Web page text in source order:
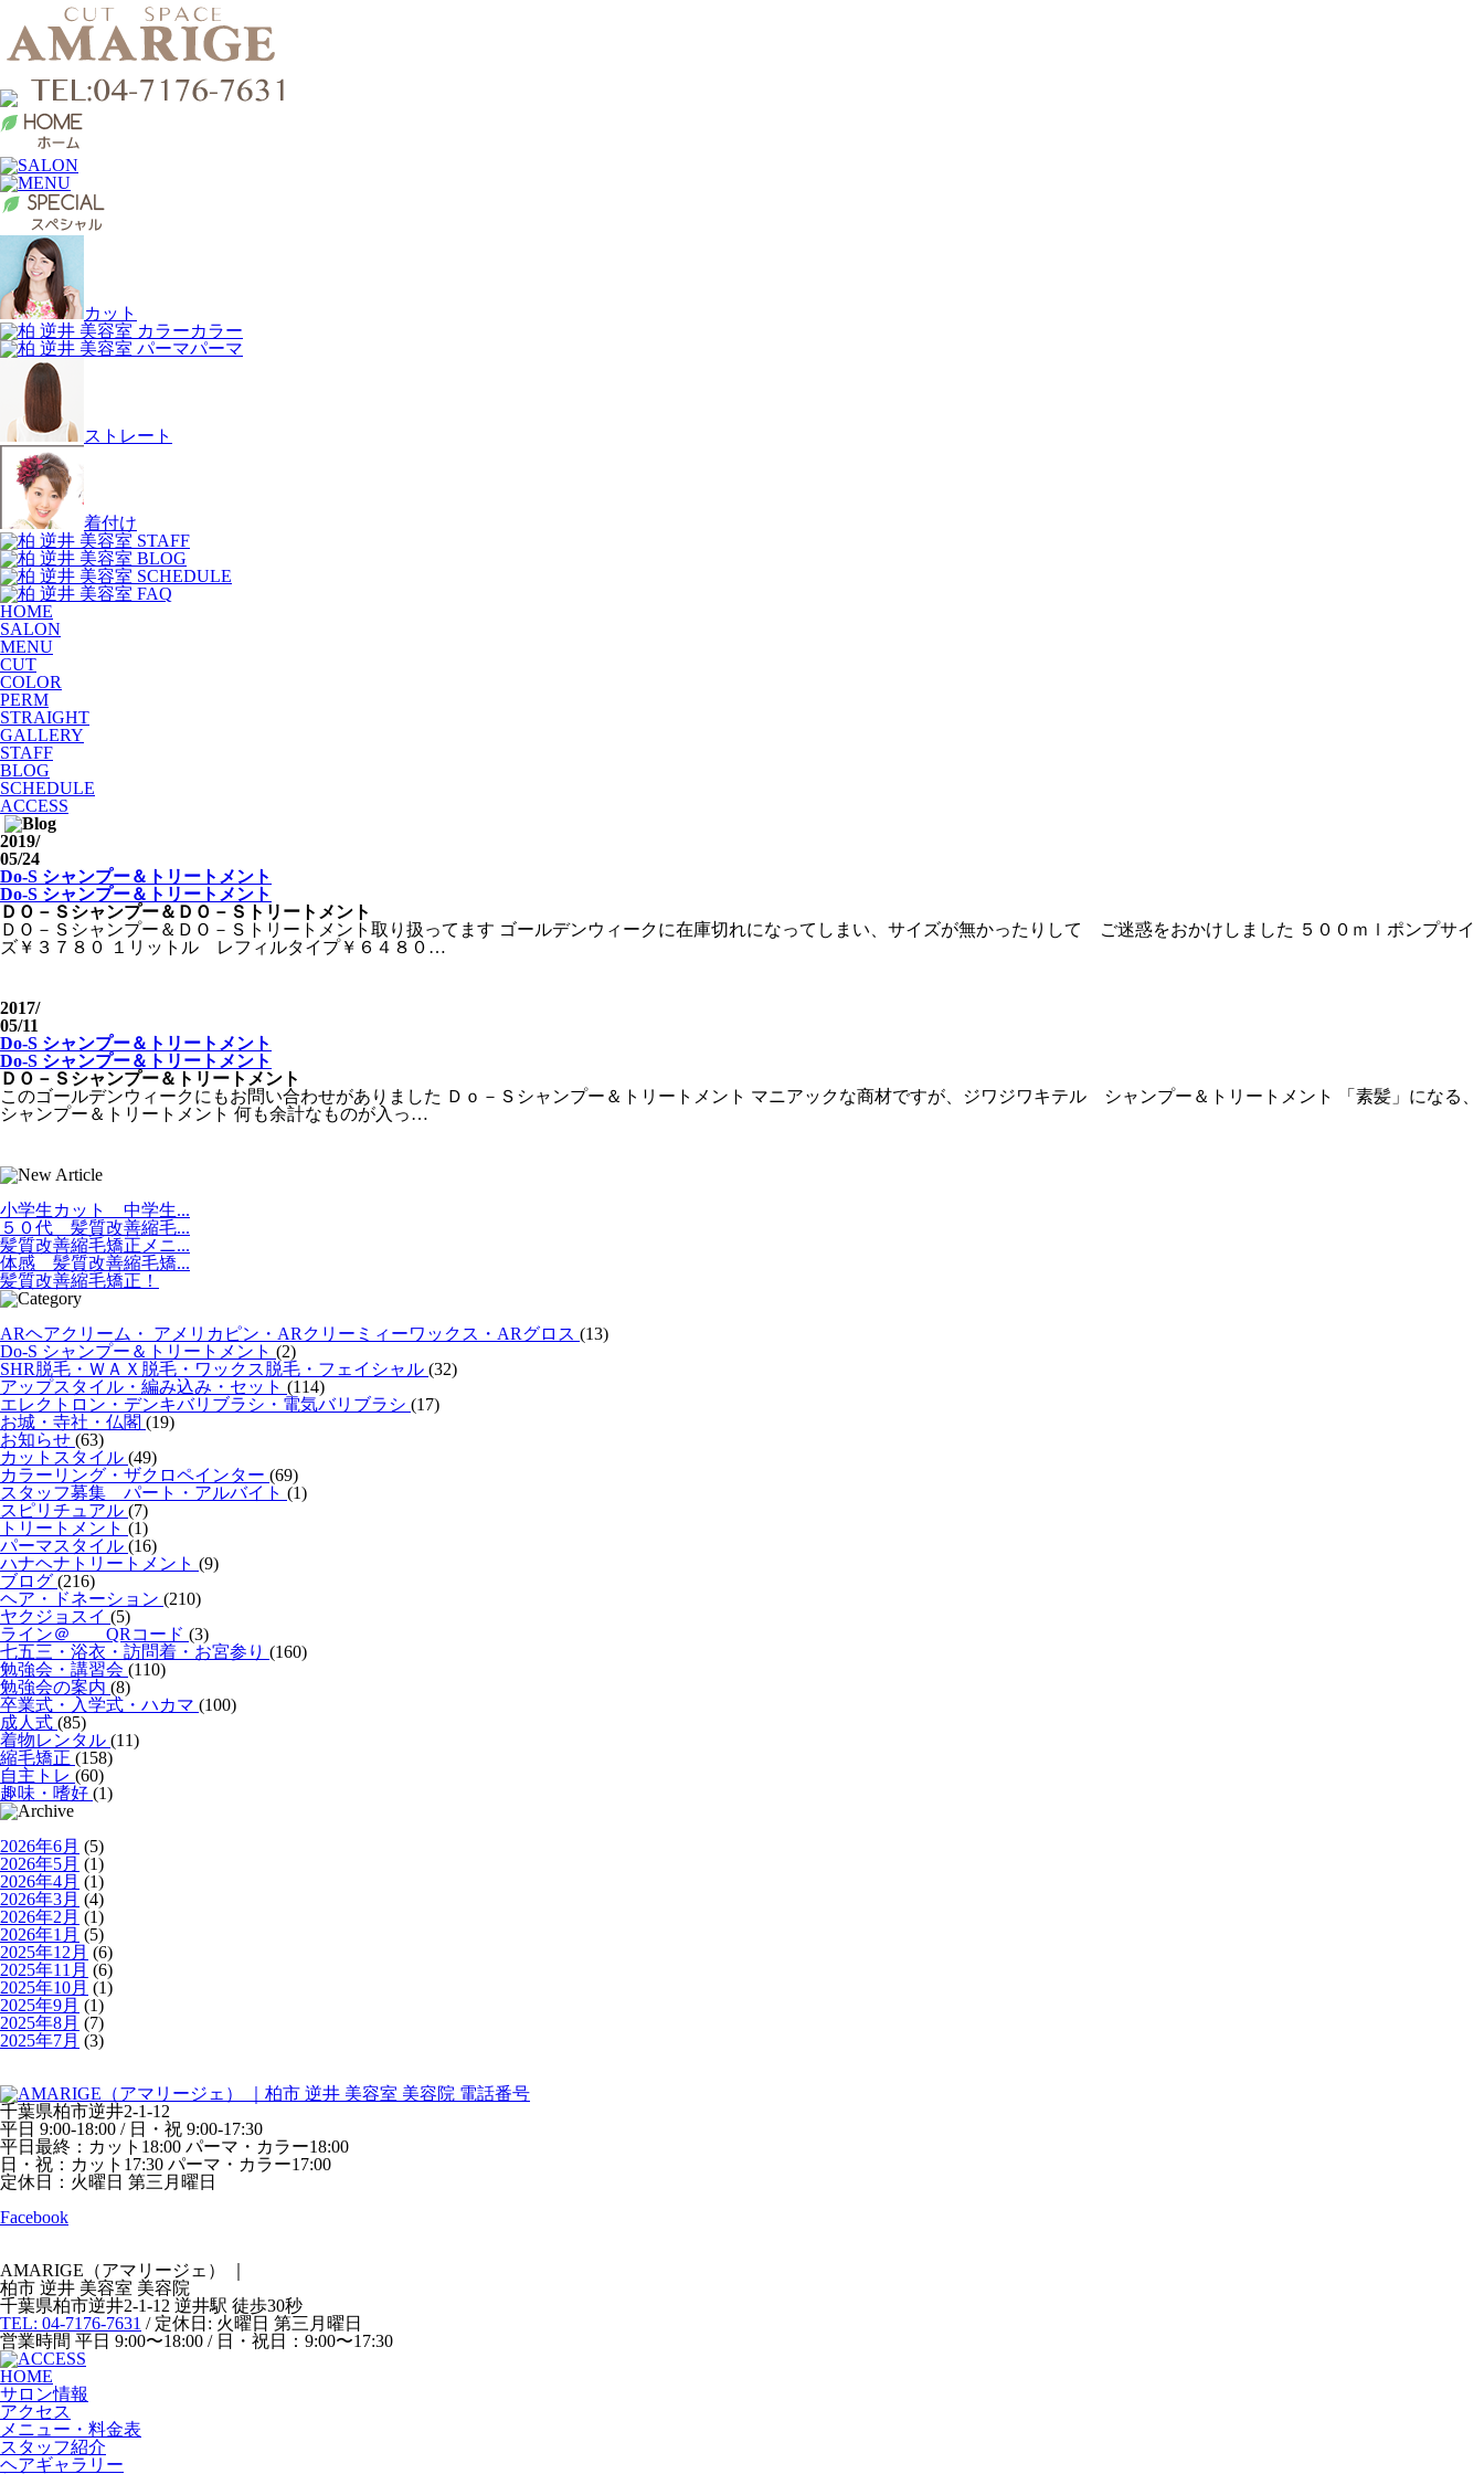
カット
カラー
パーマ
ストレート
着付け
HOME
SALON
MENU
CUT
COLOR
PERM
STRAIGHT
GALLERY
STAFF
BLOG
SCHEDULE
ACCESS
2019/
05/24
Do-S シャンプー＆トリートメント
Do-S シャンプー＆トリートメント
ＤＯ－Ｓシャンプー＆ＤＯ－Ｓトリートメント
ＤＯ－Ｓシャンプー＆ＤＯ－Ｓトリートメント取り扱ってます ゴールデンウィークに在庫切れになってしまい、サイズが無かったりして ご迷惑をおかけしました ５００ｍｌポンプサイ
ズ￥３７８０ １リットル レフィルタイプ￥６４８０…
2017/
05/11
Do-S シャンプー＆トリートメント
Do-S シャンプー＆トリートメント
ＤＯ－Ｓシャンプー＆トリートメント
このゴールデンウィークにもお問い合わせがありました Ｄｏ－Ｓシャンプー＆トリートメント マニアックな商材ですが、ジワジワキテル シャンプー＆トリートメント 「素髪」になる、
シャンプー＆トリートメント 何も余計なものが入っ…
小学生カット 中学生...
５０代 髪質改善縮毛...
髪質改善縮毛矯正メニ...
体感 髪質改善縮毛矯...
髪質改善縮毛矯正！
ARヘアクリーム・ アメリカピン・ARクリーミィーワックス・ARグロス (13)
Do-S シャンプー＆トリートメント (2)
SHR脱毛・ＷＡＸ脱毛・ワックス脱毛・フェイシャル (32)
アップスタイル・編み込み・セット (114)
エレクトロン・デンキバリブラシ・電気バリブラシ (17)
お城・寺社・仏閣 (19)
お知らせ (63)
カットスタイル (49)
カラーリング・ザクロペインター (69)
スタッフ募集 パート・アルバイト (1)
スピリチュアル (7)
トリートメント (1)
パーマスタイル (16)
ハナヘナトリートメント (9)
ブログ (216)
ヘア・ドネーション (210)
ヤクジョスイ (5)
ライン＠ QRコード (3)
七五三・浴衣・訪問着・お宮参り (160)
勉強会・講習会 (110)
勉強会の案内 (8)
卒業式・入学式・ハカマ (100)
成人式 (85)
着物レンタル (11)
縮毛矯正 (158)
自主トレ (60)
趣味・嗜好 (1)
2026年6月 (5)
2026年5月 (1)
2026年4月 (1)
2026年3月 (4)
2026年2月 (1)
2026年1月 (5)
2025年12月 (6)
2025年11月 (6)
2025年10月 (1)
2025年9月 (1)
2025年8月 (7)
2025年7月 (3)
千葉県柏市逆井2-1-12
平日 9:00-18:00 / 日・祝 9:00-17:30
平日最終：カット18:00 パーマ・カラー18:00
日・祝：カット17:30 パーマ・カラー17:00
定休日：火曜日 第三月曜日
Facebook
AMARIGE（アマリージェ）
柏市 逆井 美容室 美容院
千葉県柏市逆井2-1-12 逆井駅 徒歩30秒
TEL: 04-7176-7631 / 定休日: 火曜日 第三月曜日
営業時間 平日 9:00〜18:00 / 日・祝日：9:00〜17:30
HOME
サロン情報
アクセス
メニュー・料金表
スタッフ紹介
ヘアギャラリー